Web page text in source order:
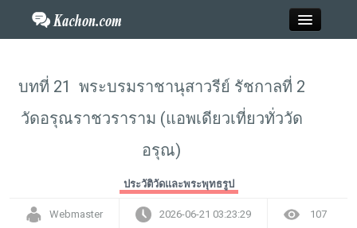
Home
กะฉ่อนพระเครื่อง
บทที่ 21 พระบรมราชานุสาวรีย์ รัชกาลที่ 2
วัดอรุณราชวราราม (แอพเดียวเที่ยวทั่ววัด
อรุณ)
ประวัติวัดและพระพุทธรูป
Webmaster 2026-06-21 03:23:29 107